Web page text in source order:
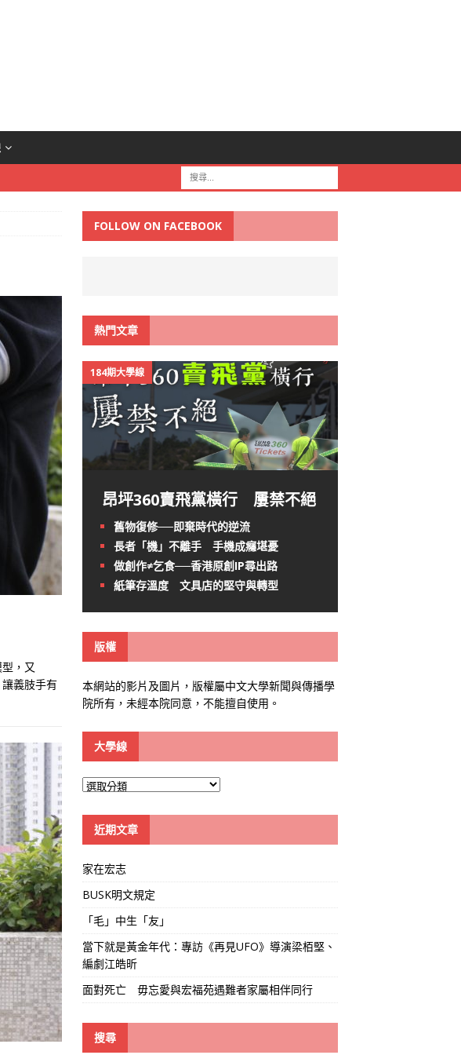
，又
義肢手有
FOLLOW ON FACEBOOK
熱門文章
184期大學線
昂坪360賣飛黨橫行 屢禁不絕
舊物復修──即棄時代的逆流
長者「機」不離手 手機成癮堪憂
做創作≠乞食──香港原創IP尋出路
紙筆存溫度 文具店的堅守與轉型
版權
本網站的影片及圖片，版權屬中文大學新聞與傳播學
院所有，未經本院同意，不能擅自使用。
大學線
大
線
近期文章
家在宏志
BUSK明文規定
「毛」中生「友」
當下就是黃金年代：專訪《再見UFO》導演梁栢堅、
編劇江皓昕
面對死亡 毋忘愛與宏福苑遇難者家屬相伴同行
搜尋